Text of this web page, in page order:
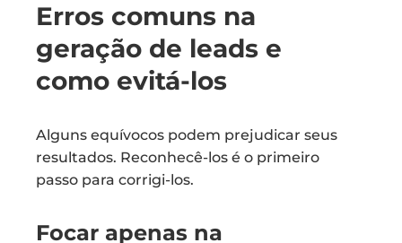
Erros comuns na
geração de leads e
como evitá-los
Alguns equívocos podem prejudicar seus
resultados. Reconhecê-los é o primeiro
passo para corrigi-los.
Focar apenas na